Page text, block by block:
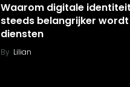
Waarom digitale
steeds belangrijker
diensten
By Lilian